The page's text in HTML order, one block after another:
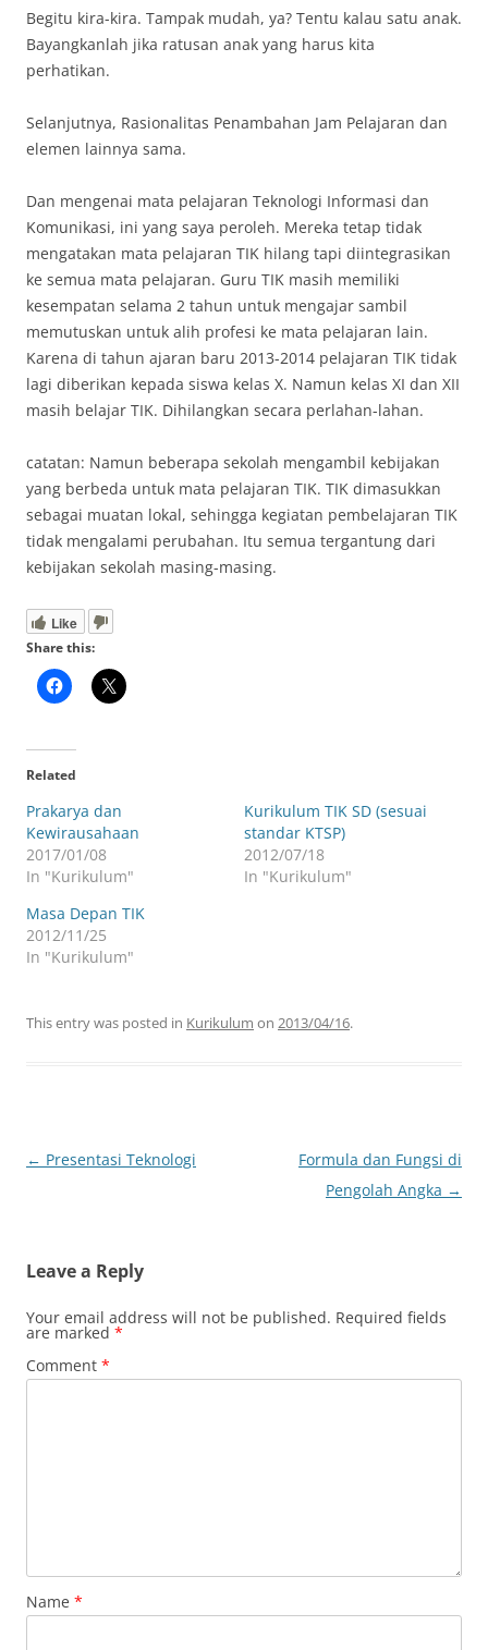
Begitu kira-kira. Tampak mudah, ya? Tentu kalau satu anak.
Bayangkanlah jika ratusan anak yang harus kita
perhatikan.
Selanjutnya, Rasionalitas Penambahan Jam Pelajaran dan
elemen lainnya sama.
Dan mengenai mata pelajaran Teknologi Informasi dan
Komunikasi, ini yang saya peroleh. Mereka tetap tidak
mengatakan mata pelajaran TIK hilang tapi diintegrasikan
ke semua mata pelajaran. Guru TIK masih memiliki
kesempatan selama 2 tahun untuk mengajar sambil
memutuskan untuk alih profesi ke mata pelajaran lain.
Karena di tahun ajaran baru 2013-2014 pelajaran TIK tidak
lagi diberikan kepada siswa kelas X. Namun kelas XI dan XII
masih belajar TIK. Dihilangkan secara perlahan-lahan.
catatan: Namun beberapa sekolah mengambil kebijakan
yang berbeda untuk mata pelajaran TIK. TIK dimasukkan
sebagai muatan lokal, sehingga kegiatan pembelajaran TIK
tidak mengalami perubahan. Itu semua tergantung dari
kebijakan sekolah masing-masing.
Like
Share this:
Related
Prakarya dan
Kewirausahaan
2017/01/08
In "Kurikulum"
Kurikulum TIK SD (sesuai
standar KTSP)
2012/07/18
In "Kurikulum"
Masa Depan TIK
2012/11/25
In "Kurikulum"
This entry was posted in Kurikulum on 2013/04/16.
Post
← Presentasi Teknologi
Formula dan Fungsi di
Pengolah Angka →
Leave a Reply
Your email address will not be published. Required fields
are marked *
Comment *
Name *